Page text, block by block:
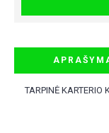
TARPINĖ